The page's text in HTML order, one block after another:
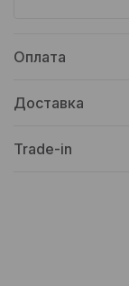
Оплата
Доставка
Trade-in